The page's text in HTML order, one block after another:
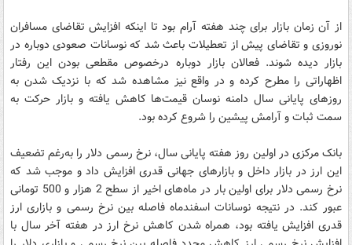
از آن زمان بازار برای چند هفته آرام بود تا اینکه افزایش تقاضای مسافران
نوروزی و تقاضای پیش از تعطیلات باعث شد که نوسانات صعودی دوباره در
بازار دیده شوند. فعالان بازار دوباره درخصوص مقطعی بودن این رفتار
اظهاراتی را مطرح کرده و در واقع نیز مشاهده شد که با نزدیک شدن به
روزهای پایانی سال دامنه نوسان قیمت‌ها کاهش یافته و بازار حرکت به
سمت ثبات و آرامش پیشین را شروع کرده بود.
بانک مرکزی در اولین روز هفته پایانی سال، نرخ رسمی دلار را به‌رغم تضعیف
این ارز در بازار داخل و بازارهای جهانی قدری افزایش داد و موجب شد که
نرخ رسمی دلار برای اولین بار در ماه‌های اخیر از سطح 2 هزار و 500 تومانی
عبور کند. در نتیجه نوسانات اسفندماه فاصله بین نرخ رسمی و بازاری ارز
قدری افزایش یافته بود، همراه شدن کاهش نرخ ارز در هفته آخر سال با